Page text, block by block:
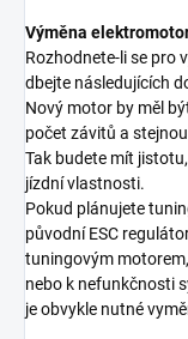
Výměna
Rozhodnete-li se pro
dbejte následujících
Nový motor by měl
počet závitů a
Tak budete mít
jízdní vlastnosti.
Pokud plánujete
původní ESC
tuningovým
nebo k nefunkčnosti
je obvykle nutné